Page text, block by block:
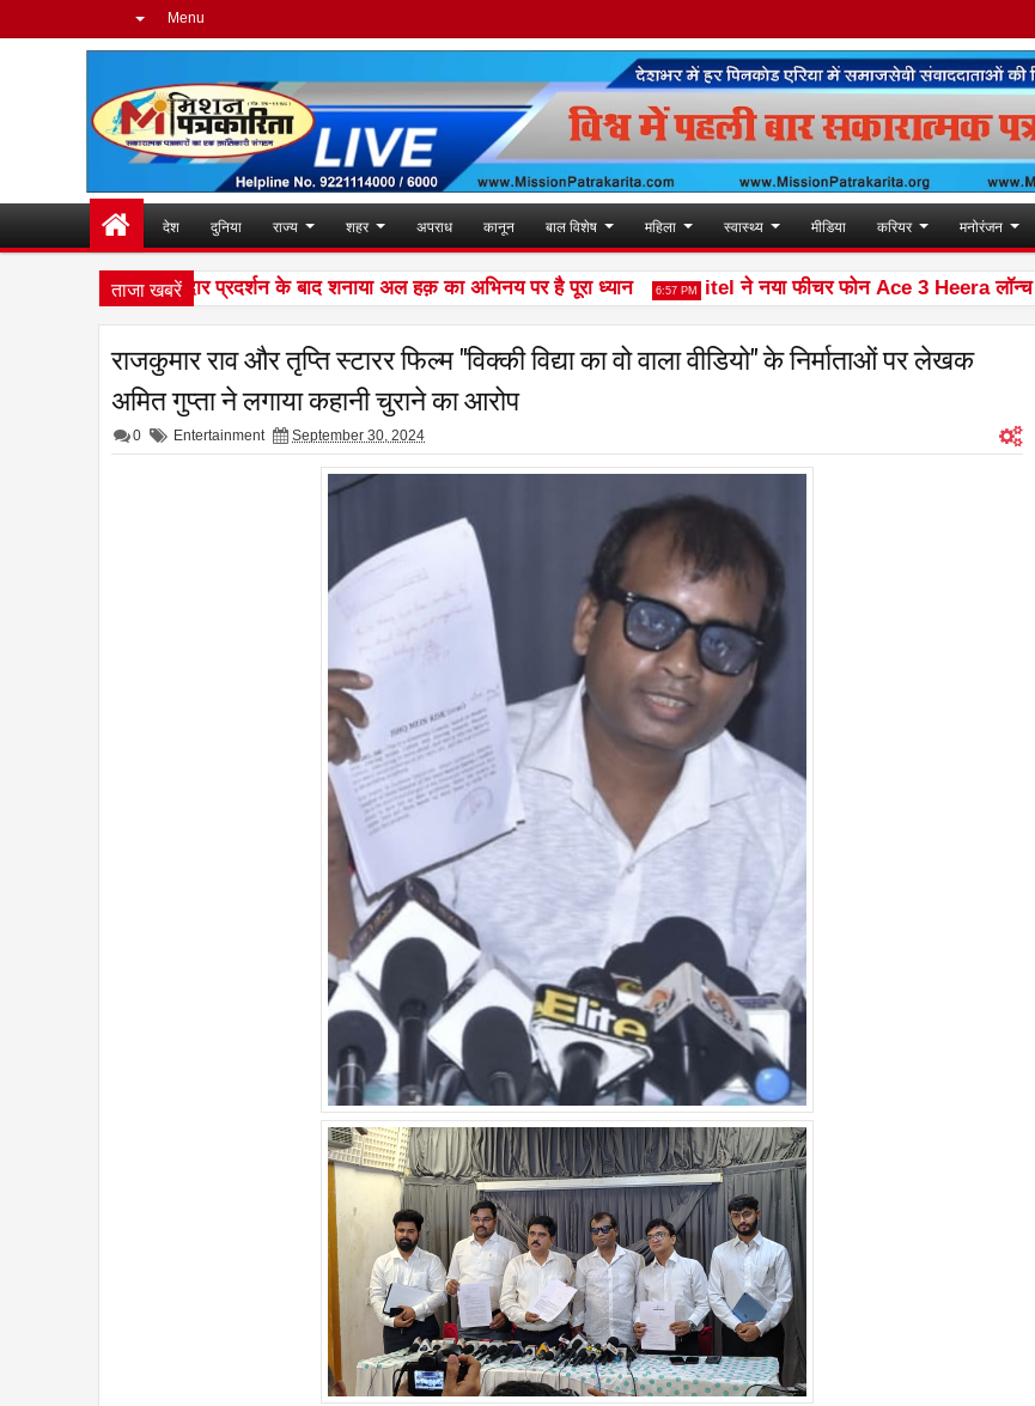
Menu
देश दुनिया राज्य शहर अपराध कानून बाल विशेष महिला स्वास्थ्य मीडिया करियर मनोरंजन
ताजा खबरें
की दुनिया में शानदार प्रदर्शन के बाद शनाया अल हक़ का अभिनय पर है पूरा ध्यान 6:57 PM itel ने नया फीचर फोन Ace 3 Heera लॉन्च किया
राजकुमार राव और तृप्ति स्टारर फिल्म "विक्की विद्या का वो वाला वीडियो" के निर्माताओं पर लेखक
अमित गुप्ता ने लगाया कहानी चुराने का आरोप
0 Entertainment September 30, 2024